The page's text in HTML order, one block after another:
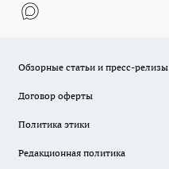
Обзорные статьи и пресс-релизы
Договор оферты
Политика этики
Редакционная политика